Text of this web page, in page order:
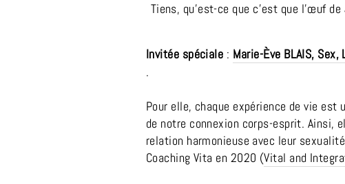
Tiens, qu'est-ce que c'est que l'œuf de
Invitée spéciale : Marie-Ève BLAIS,
.
Pour elle, chaque expérience de vie
de notre connexion corps-esprit. Ainsi,
relation harmonieuse avec leur
Coaching Vita en 2020 (Vital and